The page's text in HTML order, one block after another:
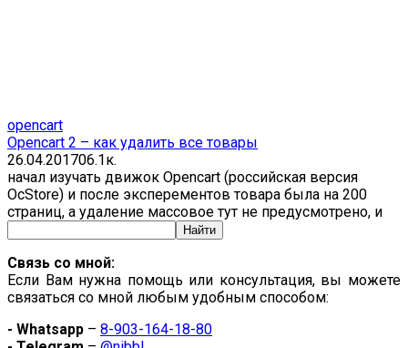
opencart
Opencart 2 – как удалить все товары
26.04.201706.1к.
начал изучать движок Opencart (российская версия
OcStore) и после эксперементов товара была на 200
страниц, а удаление массовое тут не предусмотрено, и
Связь со мной:
Если Вам нужна помощь или консультация, вы можете
связаться со мной любым удобным способом:
- Whatsapp – 8-903-164-18-80